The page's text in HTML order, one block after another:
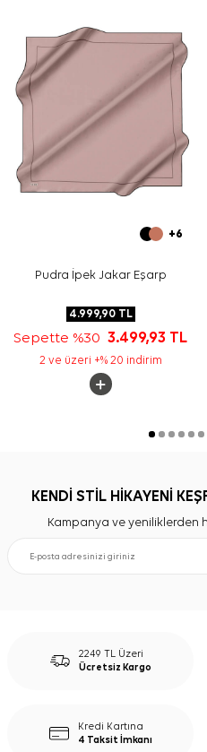
oluşturur.
Bakım
Yıkama ve bakım için ürün
izleyiniz. İpek ve hassas
Aker İpek Eşarp Şampuanı
Sıkça Sorulan Sorular
Bu eşarbın kumaş kalitesi
Pudra İpek Kare Fırça
Desen görünümü nasıldır?
Bu ürün günlük kullanım için
+6
Pudra İpek Jakar Eşarp
4.999,90TL
Sepette %303.499,93 TL
2 ve üzeri +% 20 indirim
KENDİ STİL HİKAYENİ
Kampanya ve yeniliklerden
2249 TL Üzeri
Ücretsiz Kargo
Kredi Kartına
4 Taksit İmkanı